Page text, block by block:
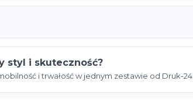
styl i skuteczność?
i trwałość w jednym zestawie od Druk-24.